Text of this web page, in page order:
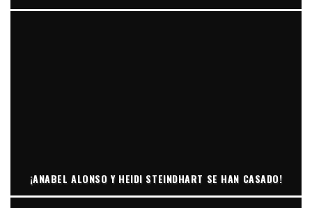
¡ANABEL ALONSO Y HEIDI STEINDHART SE HAN CASADO!